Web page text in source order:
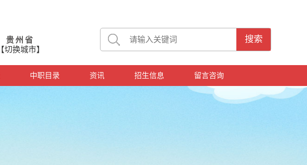
贵州省
【切换城市】
搜索
中职目录 资讯 招生信息 留言咨询